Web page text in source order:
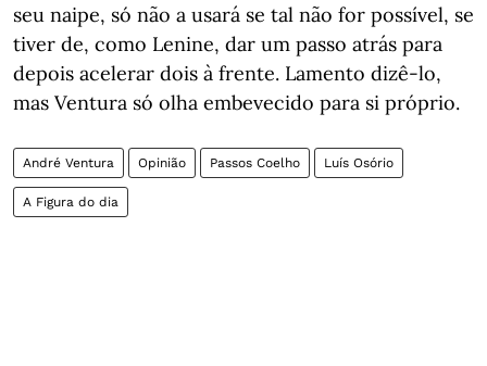
seu naipe, só não a usará se tal não for possível, se
tiver de, como Lenine, dar um passo atrás para
depois acelerar dois à frente. Lamento dizê-lo,
mas Ventura só olha embevecido para si próprio.
André Ventura Opinião Passos Coelho Luís Osório
A Figura do dia